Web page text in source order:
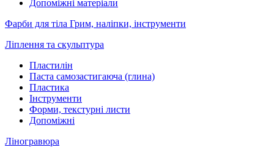
Допоміжні матеріали
Фарби для тіла Грим, наліпки, інструменти
Ліплення та скульптура
Пластилін
Паста самозастигаюча (глина)
Пластика
Інструменти
Форми, текстурні листи
Допоміжні
Ліногравюра